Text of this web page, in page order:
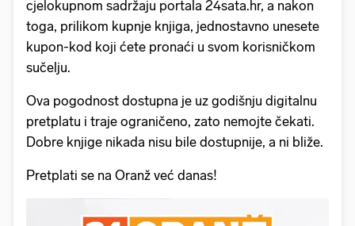
cjelokupnom sadržaju portala 24sata.hr, a nakon
toga, prilikom kupnje knjiga, jednostavno unesete
kupon-kod koji ćete pronaći u svom korisničkom
sučelju.
Ova pogodnost dostupna je uz godišnju digitalnu
pretplatu i traje ograničeno, zato nemojte čekati.
Dobre knjige nikada nisu bile dostupnije, a ni bliže.
Pretplati se na Oranž već danas!